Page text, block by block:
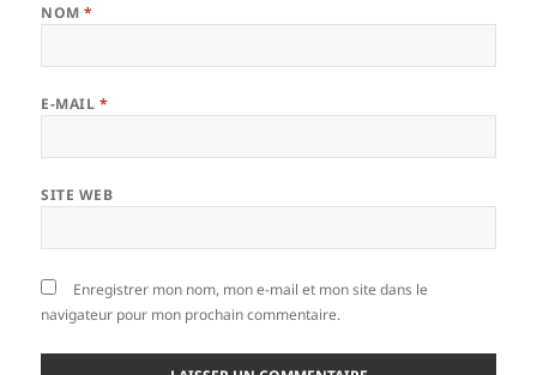
NOM*
E-MAIL *
SITE WEB
Enregistrer mon nom, mon e-mail et mon site dans le
navigateur pour mon prochain commentaire.